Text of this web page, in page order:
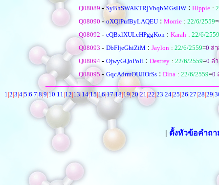
Q08089 -SyBhSWAKTRjVbqbMGsHW : Hippie :
Q08090 -oXQlPufByLAQEU : Morrie : 22/6/2559=
Q08092 - eQBxlXULcHPggKon : Karah : 22/6/2559
Q08093 - DbFIjeGhiZiM : Jaylon : 22/6/2559=0 ล่
Q08094 - OjwyGQoPoH : Destrey : 22/6/2559=0 ล่
Q08095 - GqcAdrmOUJIOrSs : Dina : 22/6/2559=0
1|2|3|4|5|6|7|8|9|10|11|12|13|14|15|16|17|18|19|20|21|22|23|24|25|26|27|28|29|
| ตั้งหัวข้อคำถ